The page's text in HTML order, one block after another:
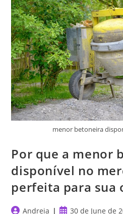
menor betoneira
Por que a menor
disponível no
perfeita para sua
PostAndreia Post30 de June de